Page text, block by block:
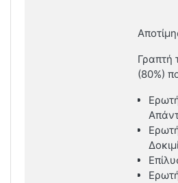
Γραπτή
(80%)